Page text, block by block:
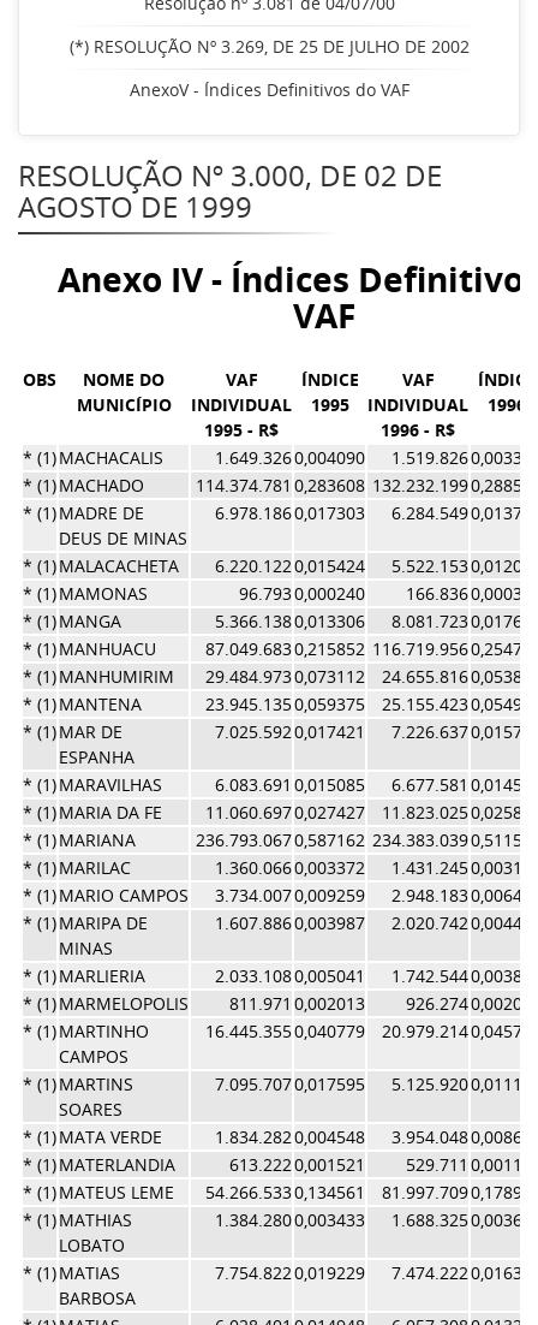
(*) RESOLUÇÃO Nº 3.269, DE 25 DE JULHO DE 2002
AnexoV - Índices Definitivos do VAF
RESOLUÇÃO Nº 3.000, DE 02 DE
AGOSTO DE 1999
Anexo IV - Índices
VAF
OBS
NOME DO
MUNICÍPIO
VAF
INDIVIDUAL
1995 - R$
ÍNDICE
1995
VAF
INDIVIDUAL
1996 - R$
ÍNDICE
1996
* (1)MACHACALIS 1.649.3260,004090 1.519.826
* (1)MACHADO 114.374.781 0,283608 132.232.199
* (1)MADRE DE
DEUS DE MINAS
6.978.1860,017303 6.284.549
* (1)MALACACHETA 6.220.1220,015424 5.522.153
* (1)MAMONAS 96.7930,000240 166.836
* (1)MANGA 5.366.1380,013306 8.081.723
* (1)MANHUACU 87.049.6830,215852 116.719.956
* (1)MANHUMIRIM 29.484.9730,073112 24.655.816
* (1)MANTENA 23.945.1350,059375 25.155.423
* (1)MAR DE
ESPANHA
7.025.5920,017421 7.226.637
* (1)MARAVILHAS 6.083.691 0,015085 6.677.581
* (1)MARIA DA FE 11.060.6970,027427 11.823.025
* (1)MARIANA 236.793.0670,587162 234.383.039
* (1)MARILAC 1.360.0660,003372 1.431.245
* (1)MARIO CAMPOS 3.734.0070,009259 2.948.183
* (1)MARIPA DE
MINAS
1.607.8860,003987 2.020.742
* (1)MARLIERIA 2.033.1080,005041 1.742.544
* (1)MARMELOPOLIS 811.971 0,002013 926.274
* (1)MARTINHO
CAMPOS
16.445.3550,040779 20.979.214
* (1)MARTINS
SOARES
7.095.7070,017595 5.125.920
* (1)MATA VERDE 1.834.2820,004548 3.954.048
* (1)MATERLANDIA 613.2220,001521 529.711
* (1)MATEUS LEME 54.266.5330,134561 81.997.709
* (1)MATHIAS
LOBATO
1.384.2800,003433 1.688.325
* (1)MATIAS
BARBOSA
7.754.8220,019229 7.474.222